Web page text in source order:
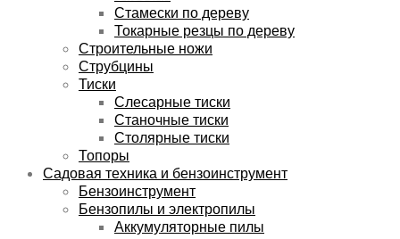
Стамески по дереву
Токарные резцы по дереву
Строительные ножи
Струбцины
Тиски
Слесарные тиски
Станочные тиски
Столярные тиски
Топоры
Садовая техника и бензоинструмент
Бензоинструмент
Бензопилы и электропилы
Аккумуляторные пилы